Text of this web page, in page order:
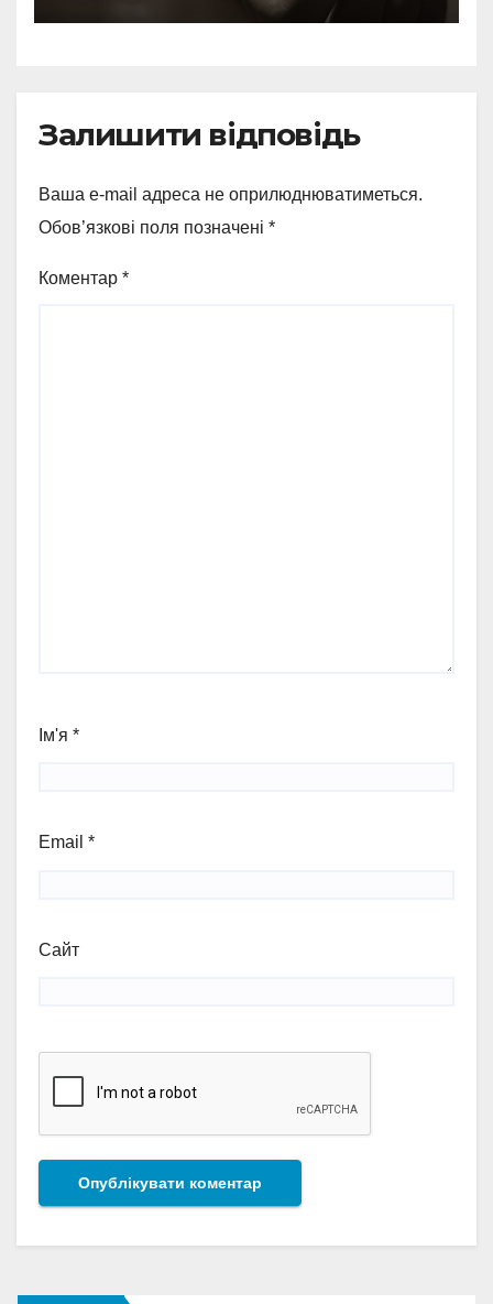
Залишити відповідь
Ваша e-mail адреса не оприлюднюватиметься.
Обов’язкові поля позначені *
Коментар *
Ім'я *
Email *
Сайт